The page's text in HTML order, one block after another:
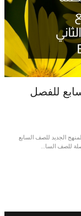
للفصل
الجديد للصف السابع
للصف السا...